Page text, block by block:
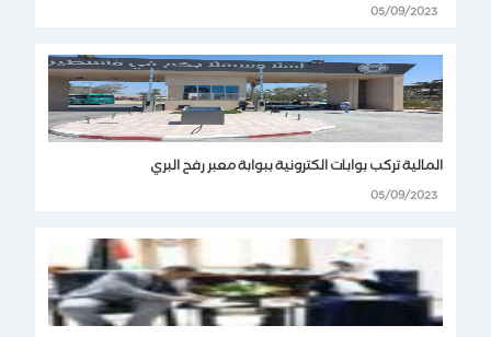
05/09/2023
المالية تركب بوابات الكترونية ببوابة معبر رفح البري
05/09/2023